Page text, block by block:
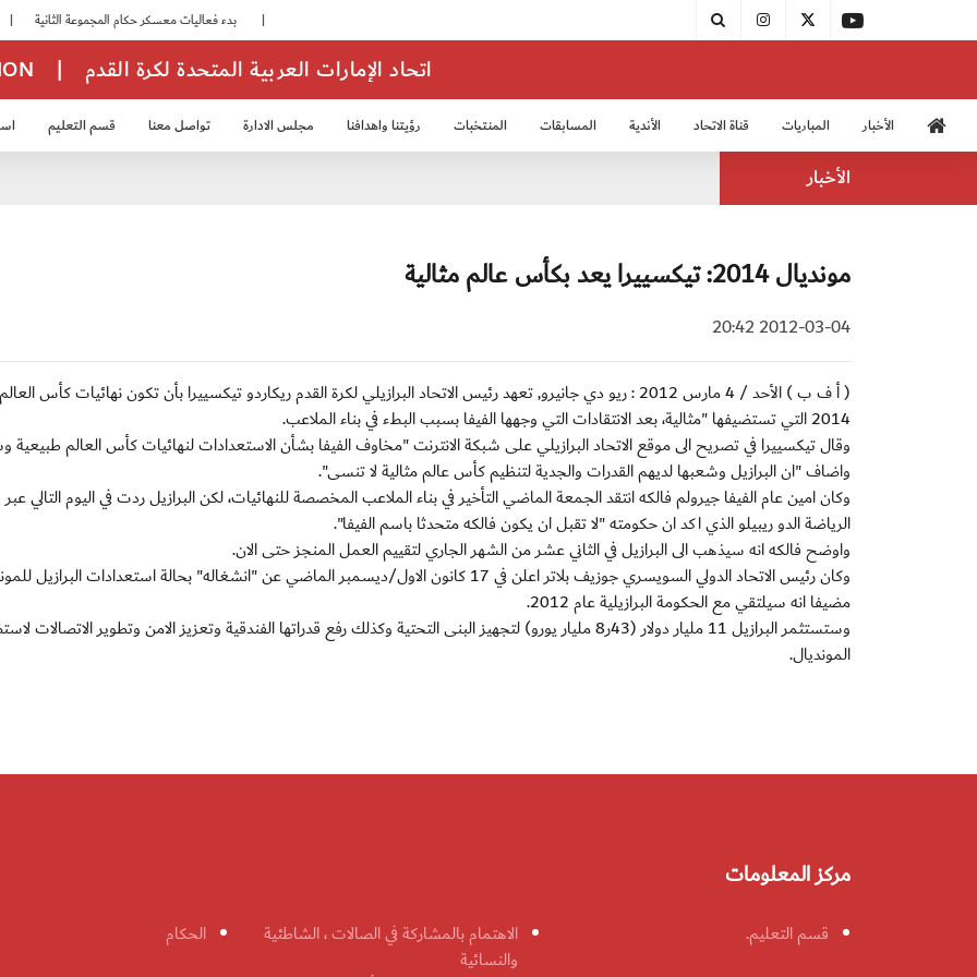
| اتحاد الإمارات العربية المتحدة لكرة القدم
الأخبار المباريات قناة الاتحاد الأندية المسابقات المنتخبات رؤيتنا واهدافنا مجلس الادارة تواصل معنا قسم التعليم
الأخبار
مونديال 2014: تيكسييرا يعد بكأس عالم مثالية
2012-03-04 20:42
( أ ف ب ) الأحد / 4 مارس 2012 : ريو دي جانيرو, تعهد رئيس الاتحاد البرازيلي لكرة القدم ريكاردو تيكسييرا بأن تكون نهائيات كأس
2014 التي تستضيفها "مثالية، بعد الانتقادات التي وجهها الفيفا بسبب البطء في بناء الملاعب.
وقال تيكسييرا في تصريح الى موقع الاتحاد البرازيلي على شبكة الانترنت "مخاوف الفيفا بشأن الاستعدادات لنهائيات كأس العالم طبيعية
واضاف "ان البرازيل وشعبها لديهم القدرات والجدية لتنظيم كأس عالم مثالية لا تنسى".
وكان امين عام الفيفا جيرولم فالكه انتقد الجمعة الماضي التأخير في بناء الملاعب المخصصة للنهائيات، لكن البرازيل ردت في اليوم التالي عبر
الرياضة الدو ريبيلو الذي اكد ان حكومته "لا تقبل ان يكون فالكه متحدثا باسم الفيفا".
واوضح فالكه انه سيذهب الى البرازيل في الثاني عشر من الشهر الجاري لتقييم العمل المنجز حتى الان.
وكان رئيس الاتحاد الدولي السويسري جوزيف بلاتر اعلن في 17 كانون الاول/ديسمبر الماضي عن "انشغاله" بحالة استعدادات البرازيل
مضيفا انه سيلتقي مع الحكومة البرازيلية عام 2012.
وستستثمر البرازيل 11 مليار دولار (43ر8 مليار يورو) لتجهيز البنى التحتية وكذلك رفع قدراتها الفندقية وتعزيز الامن وتطوير الاتصالات
المونديال.
مركز المعلومات
قسم التعليم.
الاهتمام بالمشاركة في الصالات ، الشاطئية
والنسائية
الحكام